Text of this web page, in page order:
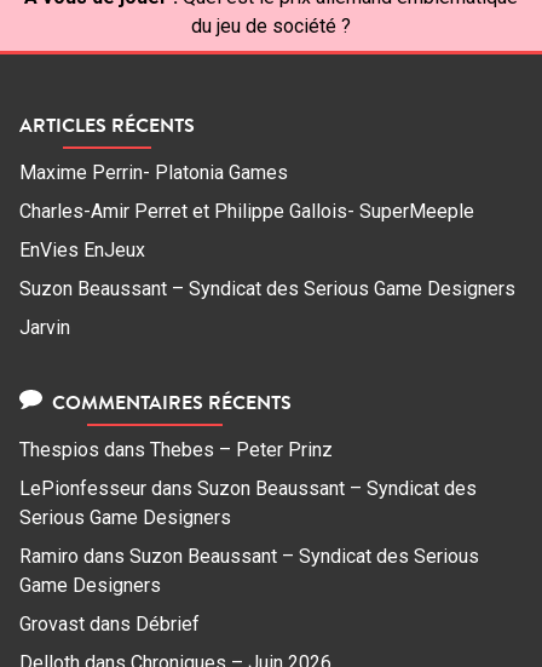
du jeu de société ?
ARTICLES RÉCENTS
Maxime Perrin- Platonia Games
Charles-Amir Perret et Philippe Gallois- SuperMeeple
EnVies EnJeux
Suzon Beaussant – Syndicat des Serious Game Designers
Jarvin
COMMENTAIRES RÉCENTS
Thespios dans Thebes – Peter Prinz
LePionfesseur dans Suzon Beaussant – Syndicat des
Serious Game Designers
Ramiro dans Suzon Beaussant – Syndicat des Serious
Game Designers
Grovast dans Débrief